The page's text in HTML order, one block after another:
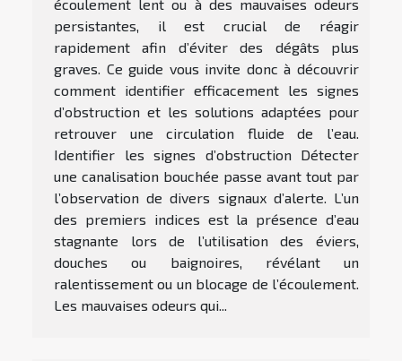
écoulement lent ou à des mauvaises odeurs
persistantes, il est crucial de réagir
rapidement afin d’éviter des dégâts plus
graves. Ce guide vous invite donc à découvrir
comment identifier efficacement les signes
d’obstruction et les solutions adaptées pour
retrouver une circulation fluide de l’eau.
Identifier les signes d’obstruction Détecter
une canalisation bouchée passe avant tout par
l’observation de divers signaux d’alerte. L’un
des premiers indices est la présence d’eau
stagnante lors de l’utilisation des éviers,
douches ou baignoires, révélant un
ralentissement ou un blocage de l’écoulement.
Les mauvaises odeurs qui...